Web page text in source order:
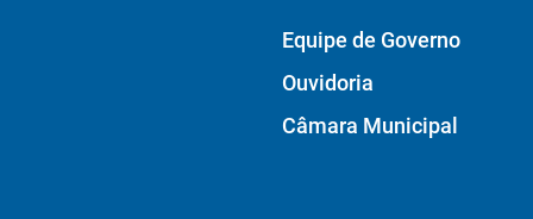
Equipe de Governo
Ouvidoria
Câmara Municipal